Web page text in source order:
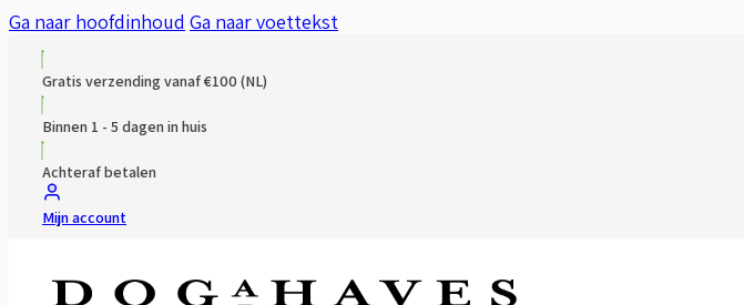
Ga naar hoofdinhoud Ga naar voettekst
Gratis verzending vanaf €100 (NL)
Binnen 1 - 5 dagen in huis
Achteraf betalen
Mijn account